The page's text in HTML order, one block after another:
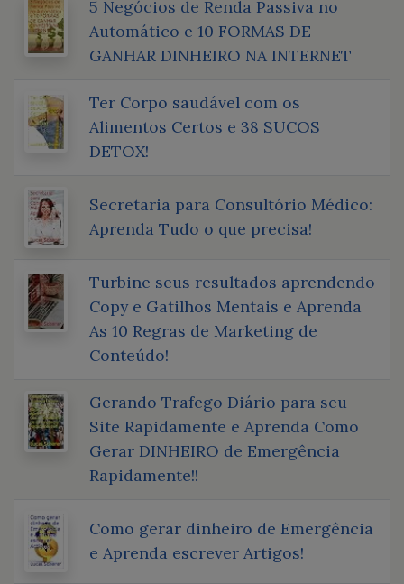
5 Negócios de Renda Passiva no
Automático e 10 FORMAS DE
GANHAR DINHEIRO NA INTERNET
Ter Corpo saudável com os
Alimentos Certos e 38 SUCOS
DETOX!
Secretaria para Consultório Médico:
Aprenda Tudo o que precisa!
Turbine seus resultados aprendendo
Copy e Gatilhos Mentais e Aprenda
As 10 Regras de Marketing de
Conteúdo!
Gerando Trafego Diário para seu
Site Rapidamente e Aprenda Como
Gerar DINHEIRO de Emergência
Rapidamente!!
Como gerar dinheiro de Emergência
e Aprenda escrever Artigos!